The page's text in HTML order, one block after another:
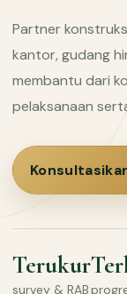
Partner
kantor, gudang
membantu dari
pelaksanaan
Terukur
survey & RAB